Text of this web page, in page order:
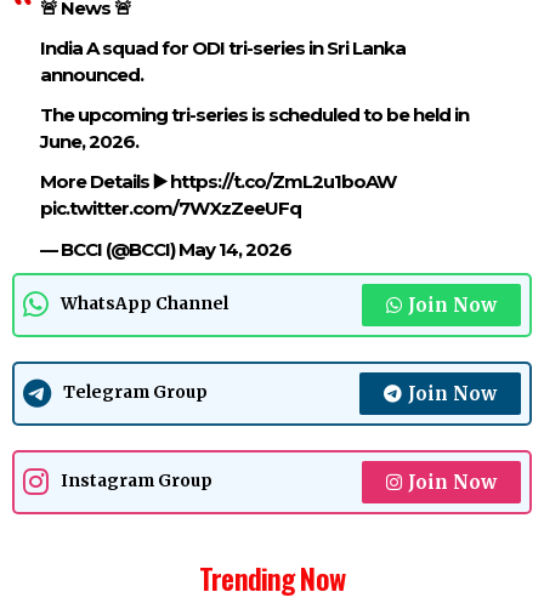
🚨 News 🚨
India A squad for ODI tri-series in Sri Lanka
announced.
The upcoming tri-series is scheduled to be held in
June, 2026.
More Details ▶️https://t.co/ZmL2u1boAW
pic.twitter.com/7WXzZeeUFq
— BCCI (@BCCI)May 14, 2026
WhatsApp Channel Join Now
Telegram Group Join Now
Instagram Group Join Now
Trending Now